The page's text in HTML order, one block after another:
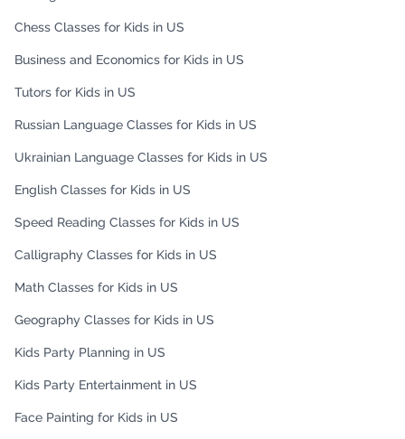
Chess Classes for Kids in US
Business and Economics for Kids in US
Tutors for Kids in US
Russian Language Classes for Kids in US
Ukrainian Language Classes for Kids in US
English Classes for Kids in US
Speed Reading Classes for Kids in US
Calligraphy Classes for Kids in US
Math Classes for Kids in US
Geography Classes for Kids in US
Kids Party Planning in US
Kids Party Entertainment in US
Face Painting for Kids in US